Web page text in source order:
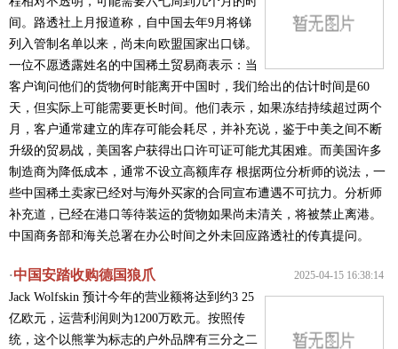
间。路透社上月报道称，自中国去年9月将锑
列入管制名单以来，尚未向欧盟国家出口锑。
一位不愿透露姓名的中国稀土贸易商表示：当
客户询问他们的货物何时能离开中国时，我们给出的估计时间是60
天，但实际上可能需要更长时间。他们表示，如果冻结持续超过两个
月，客户通常建立的库存可能会耗尽，并补充说，鉴于中美之间不断
升级的贸易战，美国客户获得出口许可证可能尤其困难。而美国许多
制造商为降低成本，通常不设立高额库存 根据两位分析师的说法，一
些中国稀土卖家已经对与海外买家的合同宣布遭遇不可抗力。分析师
补充道，已经在港口等待装运的货物如果尚未清关，将被禁止离港。
中国商务部和海关总署在办公时间之外未回应路透社的传真提问。
2025-04-15 16:38:14
·中国安踏收购德国狼爪
Jack Wolfskin 预计今年的营业额将达到约3 25
亿欧元，运营利润则为1200万欧元。按照传
统，这个以熊掌为标志的户外品牌有三分之二